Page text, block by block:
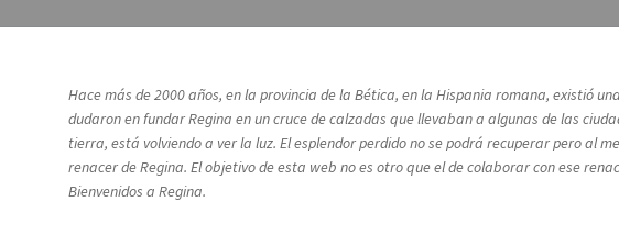
Hace más de 2000 años, en la provincia de la Bética, en la Hispania romana, existió
dudaron en fundar Regina en un cruce de calzadas que llevaban a algunas de las
tierra, está volviendo a ver la luz. El esplendor perdido no se podrá recuperar pero al
renacer de Regina. El objetivo de esta web no es otro que el de colaborar con ese
Bienvenidos a Regina.